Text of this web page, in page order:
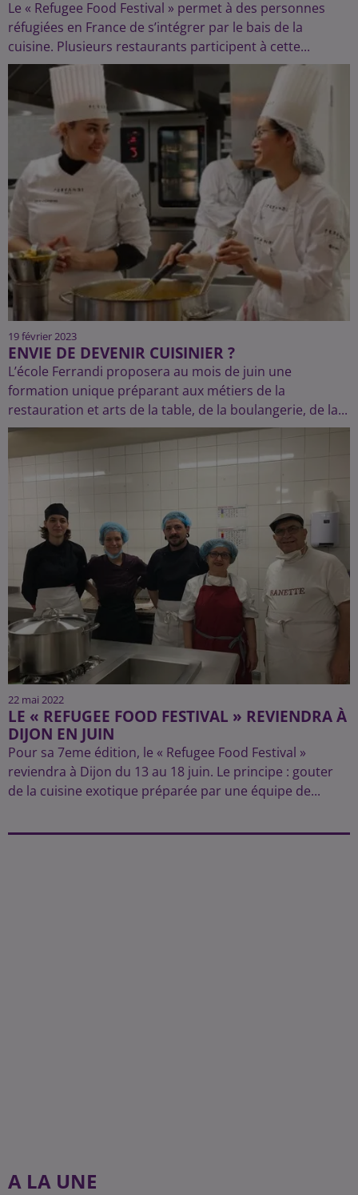
Le « Refugee Food Festival » permet à des personnes
réfugiées en France de s’intégrer par le bais de la
cuisine. Plusieurs restaurants participent à cette...
19 février 2023
ENVIE DE DEVENIR CUISINIER ?
L’école Ferrandi proposera au mois de juin une
formation unique préparant aux métiers de la
restauration et arts de la table, de la boulangerie, de la...
22 mai 2022
LE « REFUGEE FOOD FESTIVAL » REVIENDRA À
DIJON EN JUIN
Pour sa 7eme édition, le « Refugee Food Festival »
reviendra à Dijon du 13 au 18 juin. Le principe : gouter
de la cuisine exotique préparée par une équipe de...
A LA UNE